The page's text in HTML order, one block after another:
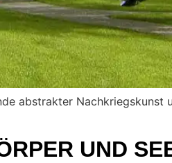
abstrakter
UND